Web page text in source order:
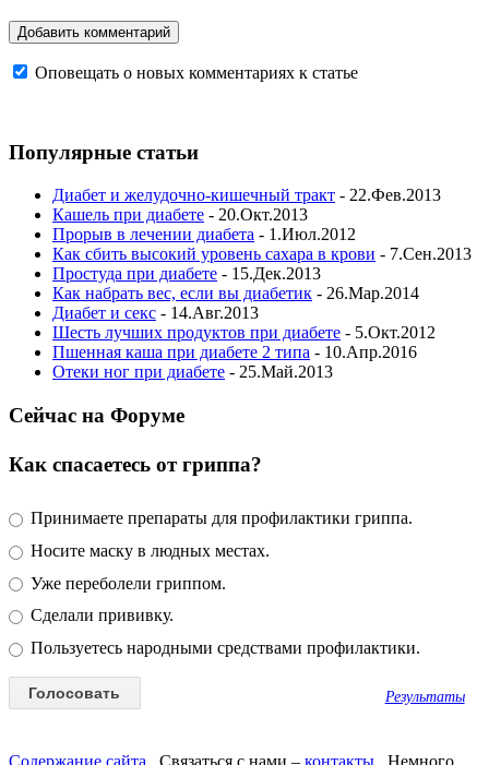
Оповещать о новых комментариях к статье
Популярные статьи
Диабет и желудочно-кишечный тракт - 22.Фев.2013
Кашель при диабете - 20.Окт.2013
Прорыв в лечении диабета - 1.Июл.2012
Как сбить высокий уровень сахара в крови - 7.Сен.2013
Простуда при диабете - 15.Дек.2013
Как набрать вес, если вы диабетик - 26.Мар.2014
Диабет и секс - 14.Авг.2013
Шесть лучших продуктов при диабете - 5.Окт.2012
Пшенная каша при диабете 2 типа - 10.Апр.2016
Отеки ног при диабете - 25.Май.2013
Сейчас на Форуме
Как спасаетесь от гриппа?
Принимаете препараты для профилактики гриппа.
Носите маску в людных местах.
Уже переболели гриппом.
Сделали прививку.
Пользуетесь народными средствами профилактики.
Результаты
Содержание сайта Связаться с нами – контакты Немного